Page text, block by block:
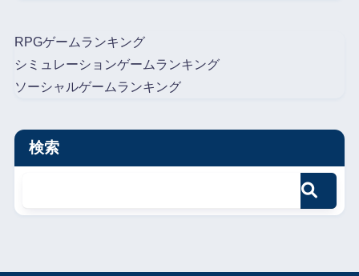
RPGゲームランキング
シミュレーションゲームランキング
ソーシャルゲームランキング
検索